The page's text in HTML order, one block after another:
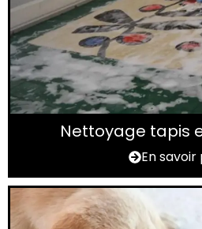
Nettoyage tapis
En savoir